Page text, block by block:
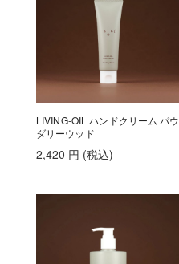
LIVING-OIL ハンドクリーム パウ
ダリーウッド
2,420 円 (税込)